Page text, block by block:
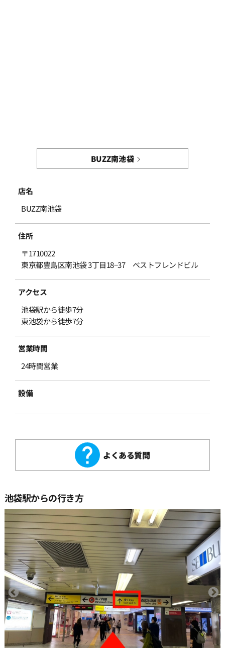
BUZZ南池袋
店名
BUZZ南池袋
住所
〒1710022
東京都豊島区南池袋 3丁目18−37 ベストフレンドビル
アクセス
池袋駅から徒歩7分
東池袋から徒歩7分
営業時間
24時間営業
設備
よくある質問
池袋駅からの行き方